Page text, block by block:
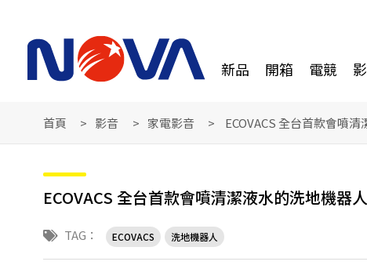
新品 開箱 電競
首頁 影音 家電影音 ECOVACS 全台首款會噴
ECOVACS 全台首款會噴清潔液水的洗地機器人
TAG： ECOVACS 洗地機器人